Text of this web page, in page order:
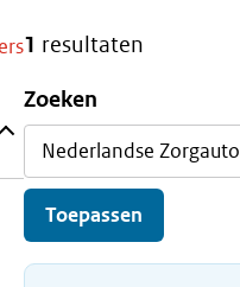
1 resultaten
Zoeken